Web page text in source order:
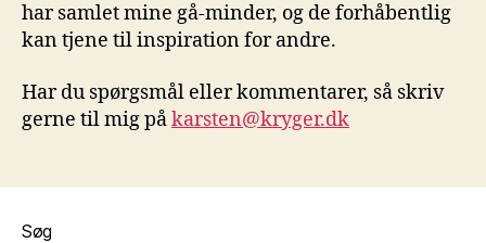
har samlet mine gå-minder, og de forhåbentlig
kan tjene til inspiration for andre.
Har du spørgsmål eller kommentarer, så skriv
gerne til mig påkarsten@kryger.dk
Søg